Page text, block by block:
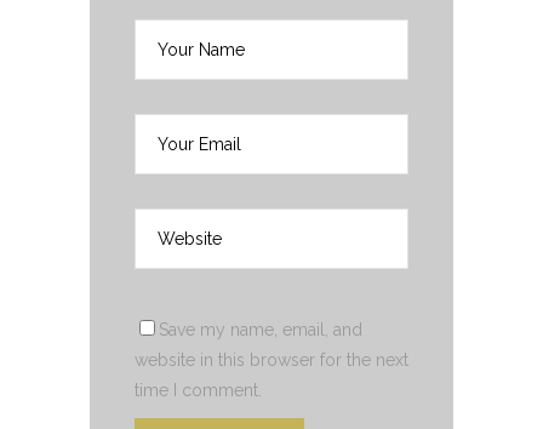
Save my name, email, and
website in this browser for the next
time I comment.